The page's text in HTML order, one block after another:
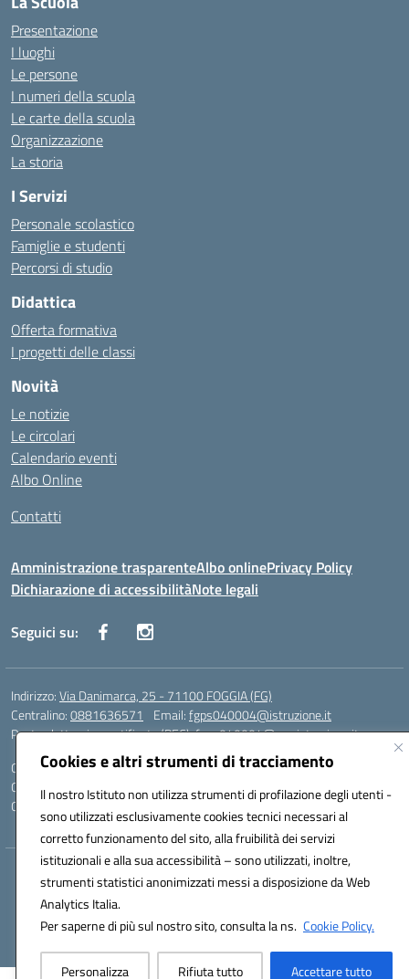
Cookies e altri strumenti di tracciamento
Il nostro Istituto non utilizza strumenti di profilazione degli utenti -
sono utilizzati esclusivamente cookies tecnici necessari al
corretto funzionamento del sito, alla fruibilità dei servizi
istituzionali e alla sua accessibilità – sono utilizzati, inoltre,
strumenti statistici anonimizzati messi a disposizione da Web
Analytics Italia.
Per saperne di più sul nostro sito, consulta la ns. Cookie Policy.
Personalizza Rifiuta tutto Accettare tutto
Presentazione
I luoghi
Le persone
I numeri della scuola
Le carte della scuola
Organizzazione
La storia
I Servizi
Personale scolastico
Famiglie e studenti
Percorsi di studio
Didattica
Offerta formativa
I progetti delle classi
Novità
Le notizie
Le circolari
Calendario eventi
Albo Online
Contatti
Amministrazione trasparenteAlbo onlinePrivacy Policy
Dichiarazione di accessibilitàNote legali
Seguici su:
Indirizzo:Via Danimarca, 25 - 71100 FOGGIA (FG)
Centralino:0881636571 Email:fgps040004@istruzione.it
Posta elettronica certificata (PEC):fgps040004@pec.istruzione.it
Codice fiscale: 80031370713
Codice meccanografico:
FGPS040004
Codice Indice delle Pubbliche Amministrazioni (IPA): istsc_fgps040004
Hosting & Powered by 3D Solution S.r.l.
Concept & Design by Designers Italia